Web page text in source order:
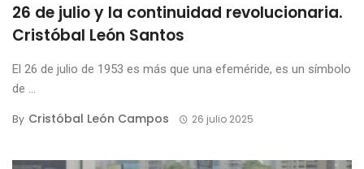
26 de julio y la continuidad revolucionaria.
Cristóbal León Santos
El 26 de julio de 1953 es más que una efeméride, es un símbolo
de ...
By Cristóbal León Campos 26 julio 2025